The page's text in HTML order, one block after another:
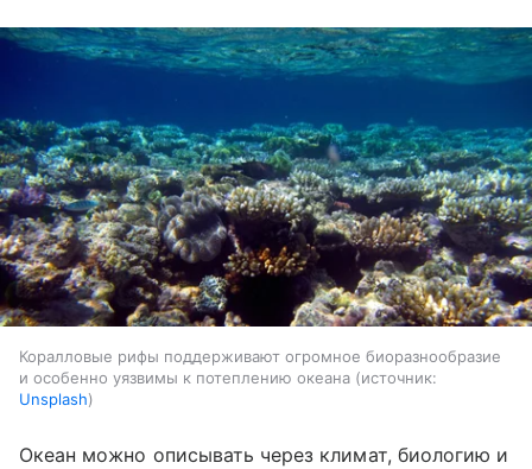
Коралловые рифы поддерживают огромное биоразнообразие
и особенно уязвимы к потеплению океана
источник:
Unsplash
Океан можно описывать через климат, биологию и